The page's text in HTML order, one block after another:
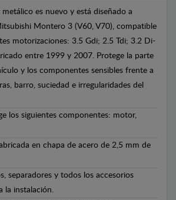
metálico es nuevo y está diseñado a
Montero 3 (V60, V70), compatible
motorizaciones: 3.5 Gdi; 2.5 Tdi; 3.2 Di-
entre 1999 y 2007. Protege la parte
y los componentes sensibles frente a
barro, suciedad e irregularidades del
los siguientes componentes: motor,
en chapa de acero de 2,5 mm de
separadores y todos los accesorios
la instalación.